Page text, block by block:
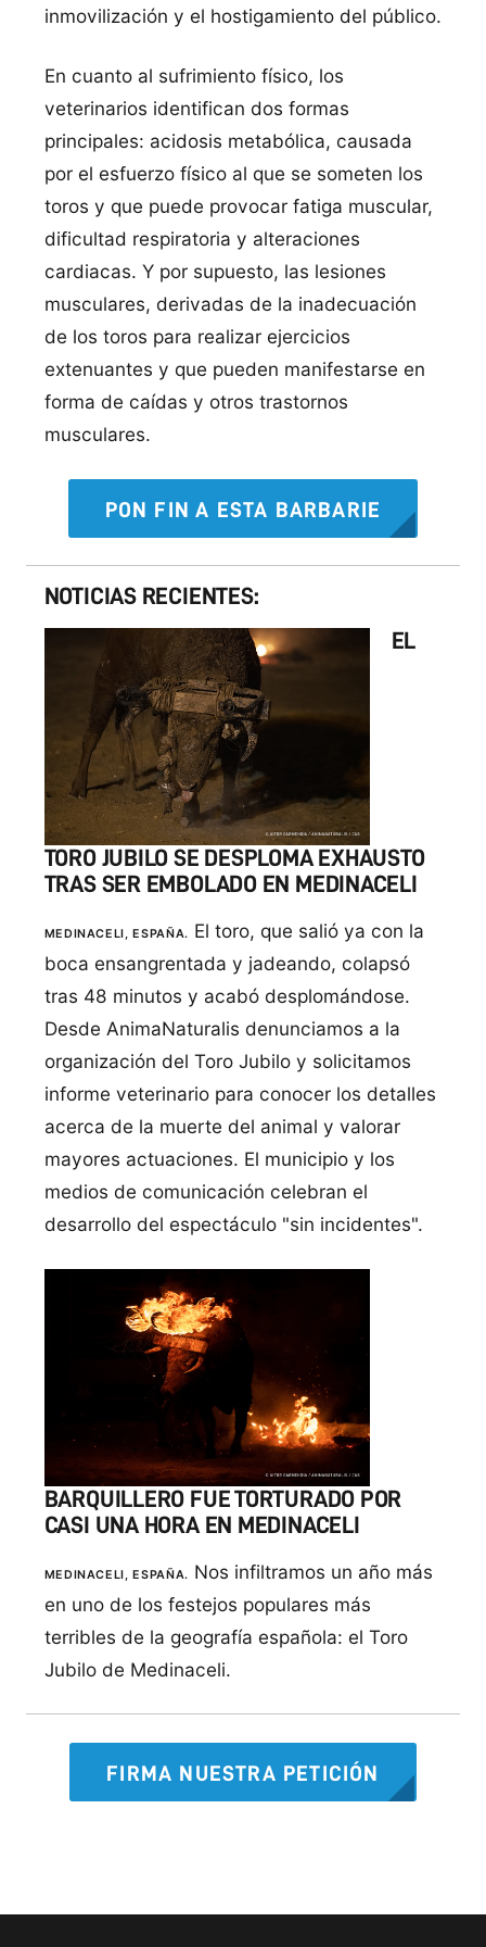
inmovilización y el hostigamiento del público.
En cuanto al sufrimiento físico, los
veterinarios identifican dos formas
principales: acidosis metabólica, causada
por el esfuerzo físico al que se someten los
toros y que puede provocar fatiga muscular,
dificultad respiratoria y alteraciones
cardiacas. Y por supuesto, las lesiones
musculares, derivadas de la inadecuación
de los toros para realizar ejercicios
extenuantes y que pueden manifestarse en
forma de caídas y otros trastornos
musculares.
PON FIN A ESTA BARBARIE
NOTICIAS RECIENTES:
EL
TORO JUBILO SE DESPLOMA EXHAUSTO
TRAS SER EMBOLADO EN MEDINACELI
MEDINACELI, ESPAÑA. El toro, que salió ya con la
boca ensangrentada y jadeando, colapsó
tras 48 minutos y acabó desplomándose.
Desde AnimaNaturalis denunciamos a la
organización del Toro Jubilo y solicitamos
informe veterinario para conocer los detalles
acerca de la muerte del animal y valorar
mayores actuaciones. El municipio y los
medios de comunicación celebran el
desarrollo del espectáculo "sin incidentes".
BARQUILLERO FUE TORTURADO POR
CASI UNA HORA EN MEDINACELI
MEDINACELI, ESPAÑA. Nos infiltramos un año más
en uno de los festejos populares más
terribles de la geografía española: el Toro
Jubilo de Medinaceli.
FIRMA NUESTRA PETICIÓN